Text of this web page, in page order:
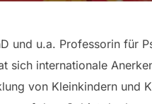
und u.a. Professorin für
sich internationale
von Kleinkindern und